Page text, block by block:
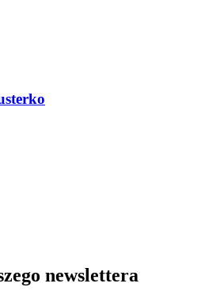
newslettera